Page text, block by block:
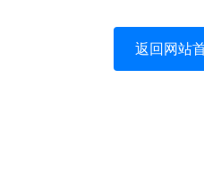
返回网站